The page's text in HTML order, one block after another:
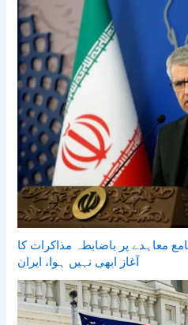
معاہدے پر باضابطہ مذاکرات کا
آغاز ابھی نہیں ہوا، ایران